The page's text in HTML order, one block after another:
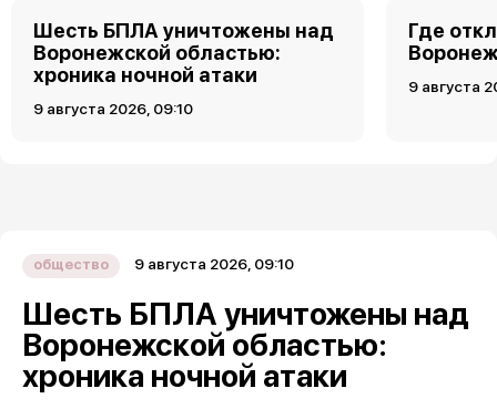
Шесть БПЛА уничтожены над
Воронежской областью:
хроника ночной атаки
9 августа 2026, 09:10
Где
9 августа
общество 9 августа 2026, 09:10
Шесть БПЛА уничтожены над
Воронежской областью:
хроника ночной атаки